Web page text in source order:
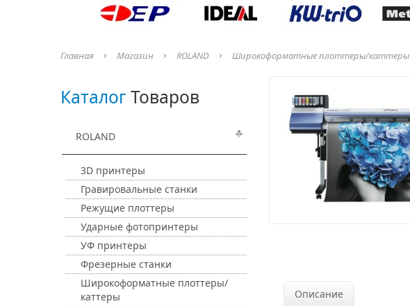
Главная Магазин ROLAND Широкоформатные плоттеры/каттеры
КаталогТоваров
ROLAND
3D принтеры
Гравировальные станки
Режущие плоттеры
Ударные фотопринтеры
УФ принтеры
Фрезерные станки
Широкоформатные плоттеры/
каттеры
Описание